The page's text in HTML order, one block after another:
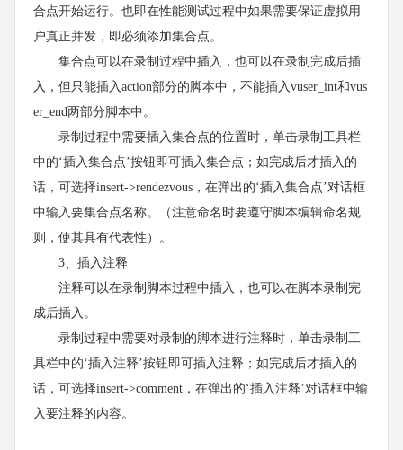
合点开始运行。也即在性能测试过程中如果需要保证虚拟用
户真正并发，即必须添加集合点。
集合点可以在录制过程中插入，也可以在录制完成后插
入，但只能插入action部分的脚本中，不能插入vuser_int和vus
er_end两部分脚本中。
录制过程中需要插入集合点的位置时，单击录制工具栏
中的‘插入集合点’按钮即可插入集合点；如完成后才插入的
话，可选择insert->rendezvous，在弹出的‘插入集合点’对话框
中输入要集合点名称。（注意命名时要遵守脚本编辑命名规
则，使其具有代表性）。
3、插入注释
注释可以在录制脚本过程中插入，也可以在脚本录制完
成后插入。
录制过程中需要对录制的脚本进行注释时，单击录制工
具栏中的‘插入注释’按钮即可插入注释；如完成后才插入的
话，可选择insert->comment，在弹出的‘插入注释’对话框中输
入要注释的内容。